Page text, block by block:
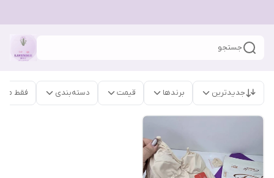
جستجو
جدیدترین برندها قیمت دسته‌بندی فقط